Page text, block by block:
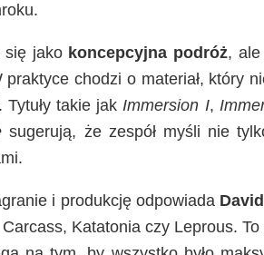
się jako koncepcyjna podróż,
chodzi o materiał, który
Tytuły takie jakImmersion I,
sugerują, że zespół myśli nie
i produkcję odpowiada
Katatonia czy Leprous.